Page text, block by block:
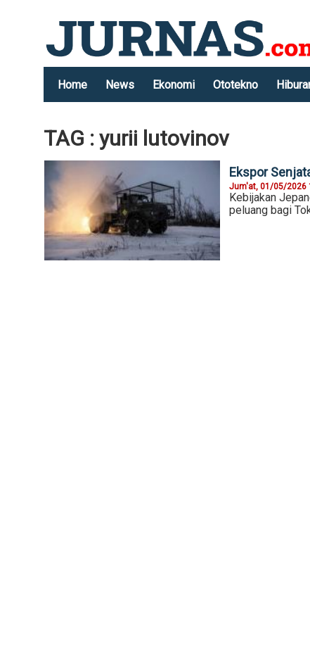
Home News Ekonomi Ototekno
TAG : yurii lutovinov
Ekspor
Jum'at, 01/05/2026
Kebijakan
peluang bagi